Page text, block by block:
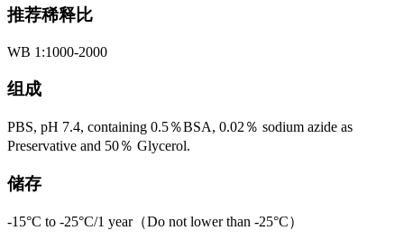
推荐稀释比
WB 1:1000-2000
组成
PBS, pH 7.4, containing 0.5％BSA, 0.02％ sodium azide as
Preservative and 50％ Glycerol.
储存
-15°C to -25°C/1 year（Do not lower than -25°C）